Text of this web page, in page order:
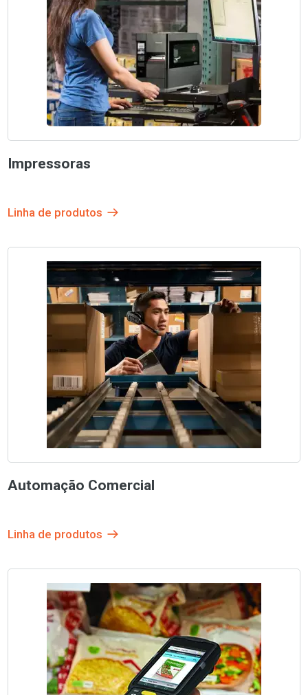
Impressoras
Linha de produtos
Automação Comercial
Linha de produtos